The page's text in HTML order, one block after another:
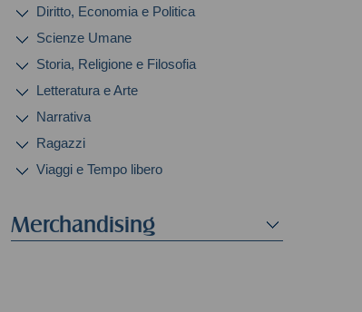
Diritto, Economia e Politica
Scienze Umane
Storia, Religione e Filosofia
Letteratura e Arte
Narrativa
Ragazzi
Viaggi e Tempo libero
Merchandising